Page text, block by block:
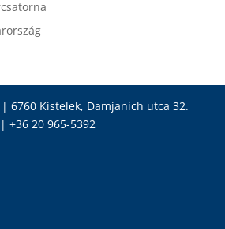
6760 Kistelek, Damjanich utca 32.
| +36 20 965-5392